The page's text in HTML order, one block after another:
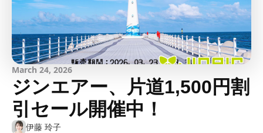
March 24, 2026
ジンエアー、片道1,500円割
引セール開催中！
伊藤 玲子